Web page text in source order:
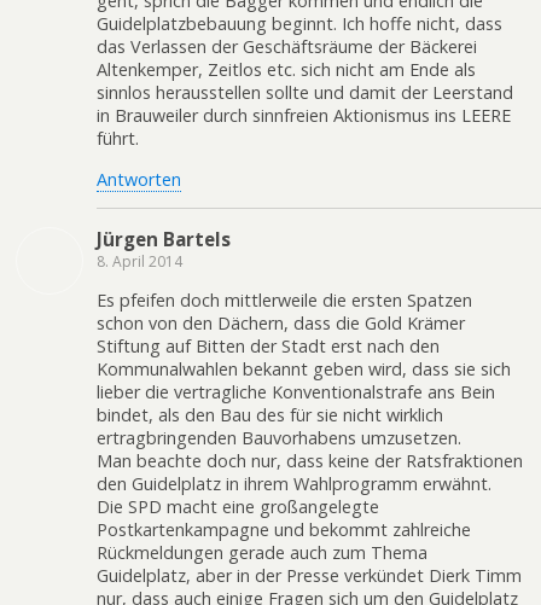
Guidelplatzbebauung beginnt. Ich hoffe nicht, dass
das Verlassen der Geschäftsräume der Bäckerei
Altenkemper, Zeitlos etc. sich nicht am Ende als
sinnlos herausstellen sollte und damit der Leerstand
in Brauweiler durch sinnfreien Aktionismus ins LEERE
führt.
Antworten
Jürgen Bartels
8. April 2014
Es pfeifen doch mittlerweile die ersten Spatzen
schon von den Dächern, dass die Gold Krämer
Stiftung auf Bitten der Stadt erst nach den
Kommunalwahlen bekannt geben wird, dass sie sich
lieber die vertragliche Konventionalstrafe ans Bein
bindet, als den Bau des für sie nicht wirklich
ertragbringenden Bauvorhabens umzusetzen.
Man beachte doch nur, dass keine der Ratsfraktionen
den Guidelplatz in ihrem Wahlprogramm erwähnt.
Die SPD macht eine großangelegte
Postkartenkampagne und bekommt zahlreiche
Rückmeldungen gerade auch zum Thema
Guidelplatz, aber in der Presse verkündet Dierk Timm
nur, dass auch einige Fragen sich um den Guidelplatz